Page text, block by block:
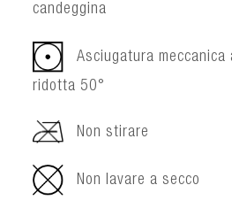
candeggina
Asciugatura meccanica
ridotta 50°
Non stirare
Non lavare a secco